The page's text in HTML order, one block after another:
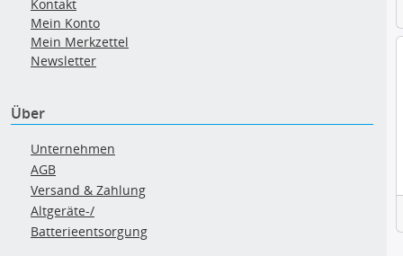
Kontakt
Mein Konto
Mein Merkzettel
Newsletter
Über
Unternehmen
AGB
Versand & Zahlung
Altgeräte-/
Batterieentsorgung